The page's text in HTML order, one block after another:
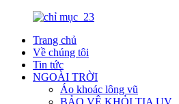
Trang chủ
Về chúng tôi
Tin tức
NGOÀI TRỜI
Áo khoác lông vũ
BẢO VỆ KHỎI TIA UV